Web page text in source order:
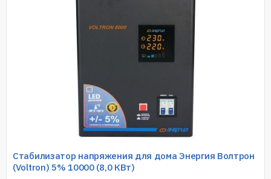
Стабилизатор напряжения для дома Энергия Волтрон
(Voltron) 5% 10000 (8,0 КВт)